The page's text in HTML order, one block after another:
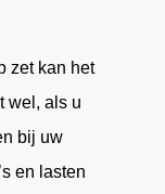
zet kan het
wel, als u
bij uw
en lasten